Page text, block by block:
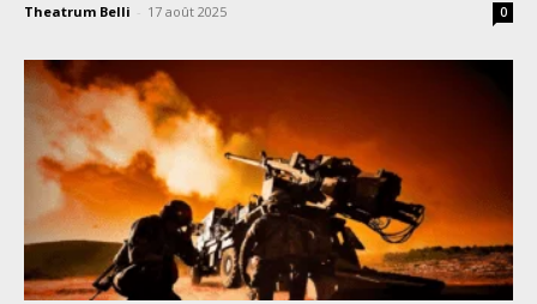
Theatrum Belli - 17 août 2025 0